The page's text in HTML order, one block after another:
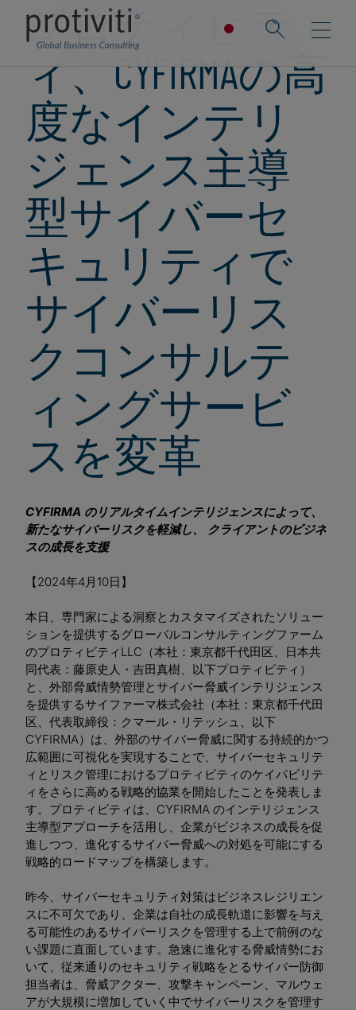
プロティビテ
ィ、CYFIRMAの高
度なインテリ
ジェンス主導
型サイバーセ
キュリティで
サイバーリス
クコンサルテ
ィングサービ
スを変革
CYFIRMA のリアルタイムインテリジェンスによって、
新たなサイバーリスクを軽減し、 クライアントのビジネ
スの成長を支援
【2024年4月10日】
本日、専門家による洞察とカスタマイズされたソリュー
ションを提供するグローバルコンサルティングファーム
のプロティビティLLC（本社：東京都千代田区、日本共
同代表：藤原史人・吉田真樹、以下プロティビティ）
と、外部脅威情勢管理とサイバー脅威インテリジェンス
を提供するサイファーマ株式会社（本社：東京都千代田
区、代表取締役：クマール・リテッシュ、以下
CYFIRMA）は、外部のサイバー脅威に関する持続的かつ
広範囲に可視化を実現することで、サイバーセキュリテ
ィとリスク管理におけるプロティビティのケイパビリテ
ィをさらに高める戦略的協業を開始したことを発表しま
す。プロティビティは、CYFIRMA のインテリジェンス
主導型アプローチを活用し、企業がビジネスの成長を促
進しつつ、進化するサイバー脅威への対処を可能にする
戦略的ロードマップを構築します。
昨今、サイバーセキュリティ対策はビジネスレジリエン
スに不可欠であり、企業は自社の成長軌道に影響を与え
る可能性のあるサイバーリスクを管理する上で前例のな
い課題に直面しています。急速に進化する脅威情勢にお
いて、従来通りのセキュリティ戦略をとるサイバー防御
担当者は、脅威アクター、攻撃キャンペーン、マルウェ
アが大規模に増加していく中でサイバーリスクを管理す